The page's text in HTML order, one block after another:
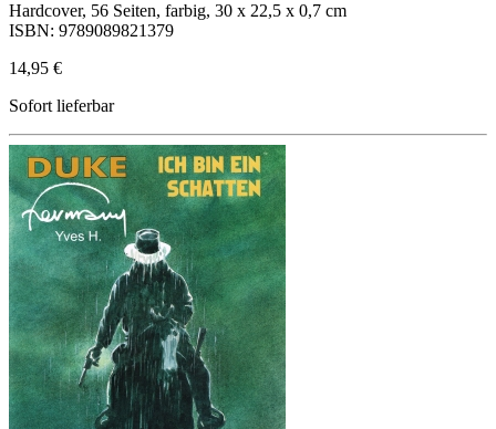
Hardcover, 56 Seiten, farbig, 30 x 22,5 x 0,7 cm
ISBN: 9789089821379
14,95 €
Sofort lieferbar